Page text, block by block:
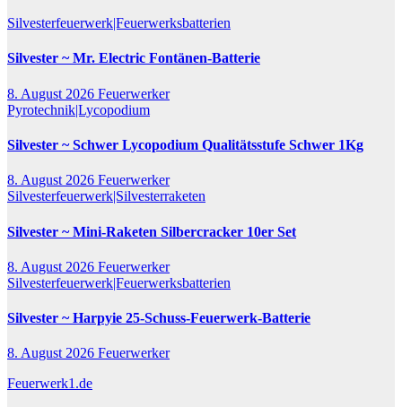
Silvesterfeuerwerk|Feuerwerksbatterien
Silvester ~ Mr. Electric Fontänen-Batterie
8. August 2026 Feuerwerker
Pyrotechnik|Lycopodium
Silvester ~ Schwer Lycopodium Qualitätsstufe Schwer 1Kg
8. August 2026 Feuerwerker
Silvesterfeuerwerk|Silvesterraketen
Silvester ~ Mini-Raketen Silbercracker 10er Set
8. August 2026 Feuerwerker
Silvesterfeuerwerk|Feuerwerksbatterien
Silvester ~ Harpyie 25-Schuss-Feuerwerk-Batterie
8. August 2026 Feuerwerker
Feuerwerk1.de